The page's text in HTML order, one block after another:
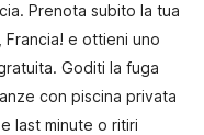
Prenota subito la tua
Francia! e ottieni uno
Goditi la fuga
con piscina privata
last minute o ritiri